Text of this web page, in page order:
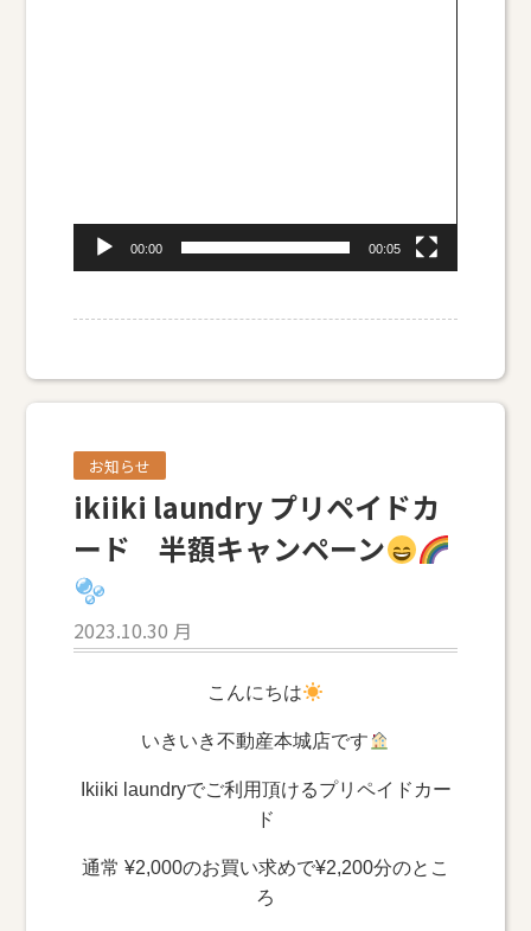
00:00 00:05
お知らせ
ikiiki laundry プリペイドカ
ード 半額キャンペーン
2023.10.30 月
こんにちは
いきいき不動産本城店です
Ikiiki laundryでご利用頂けるプリペイドカー
ド
通常 ¥2,000のお買い求めで¥2,200分のとこ
ろ